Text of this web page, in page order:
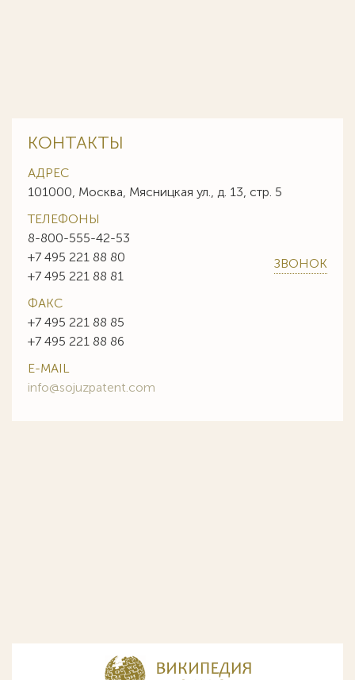
КОНТАКТЫ
АДРЕС
101000, Москва, Мясницкая ул., д. 13, стр. 5
ТЕЛЕФОНЫ
8-800-555-42-53
+7 495 221 88 80
+7 495 221 88 81
ЗВОНОК
ФАКС
+7 495 221 88 85
+7 495 221 88 86
E-MAIL
info@sojuzpatent.com